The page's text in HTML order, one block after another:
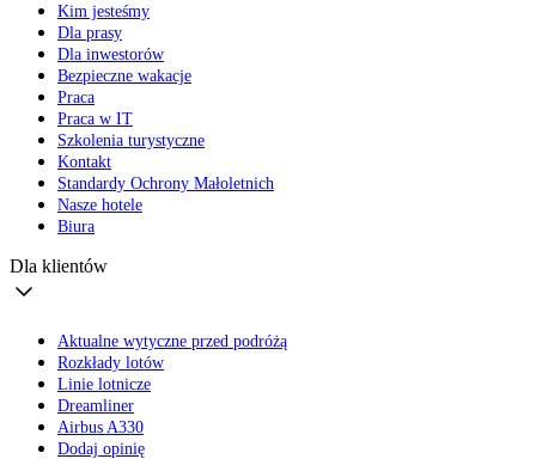
Kim jesteśmy
Dla prasy
Dla inwestorów
Bezpieczne wakacje
Praca
Praca w IT
Szkolenia turystyczne
Kontakt
Standardy Ochrony Małoletnich
Nasze hotele
Biura
Dla klientów
Aktualne wytyczne przed podróżą
Rozkłady lotów
Linie lotnicze
Dreamliner
Airbus A330
Dodaj opinię